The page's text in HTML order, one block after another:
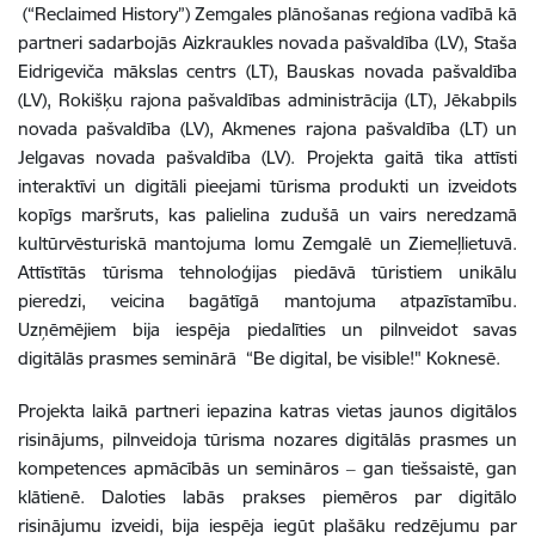
(“Reclaimed History”) Zemgales plānošanas reģiona vadībā kā
partneri sadarbojās Aizkraukles novada pašvaldība (LV), Staša
Eidrigeviča mākslas centrs (LT), Bauskas novada pašvaldība
(LV), Rokišķu rajona pašvaldības administrācija (LT), Jēkabpils
novada pašvaldība (LV), Akmenes rajona pašvaldība (LT) un
Jelgavas novada pašvaldība (LV). Projekta gaitā tika attīsti
interaktīvi un digitāli pieejami tūrisma produkti un izveidots
kopīgs maršruts, kas palielina zudušā un vairs neredzamā
kultūrvēsturiskā mantojuma lomu Zemgalē un Ziemeļlietuvā.
Attīstītās tūrisma tehnoloģijas piedāvā tūristiem unikālu
pieredzi, veicina bagātīgā mantojuma atpazīstamību.
Uzņēmējiem bija iespēja piedalīties un pilnveidot savas
digitālās prasmes seminārā “Be digital, be visible!" Koknesē.
Projekta laikā partneri iepazina katras vietas jaunos digitālos
risinājums, pilnveidoja tūrisma nozares digitālās prasmes un
kompetences apmācībās un semināros ‒ gan tiešsaistē, gan
klātienē. Daloties labās prakses piemēros par digitālo
risinājumu izveidi, bija iespēja iegūt plašāku redzējumu par